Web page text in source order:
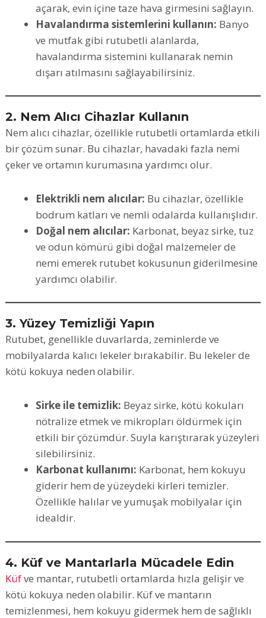
açarak, evin içine taze hava girmesini sağlayın.
Havalandırma sistemlerini kullanın: Banyo
ve mutfak gibi rutubetli alanlarda,
havalandırma sistemini kullanarak nemin
dışarı atılmasını sağlayabilirsiniz.
2. Nem Alıcı Cihazlar Kullanın
Nem alıcı cihazlar, özellikle rutubetli ortamlarda etkili
bir çözüm sunar. Bu cihazlar, havadaki fazla nemi
çeker ve ortamın kurumasına yardımcı olur.
Elektrikli nem alıcılar: Bu cihazlar, özellikle
bodrum katları ve nemli odalarda kullanışlıdır.
Doğal nem alıcılar: Karbonat, beyaz sirke, tuz
ve odun kömürü gibi doğal malzemeler de
nemi emerek rutubet kokusunun giderilmesine
yardımcı olabilir.
3. Yüzey Temizliği Yapın
Rutubet, genellikle duvarlarda, zeminlerde ve
mobilyalarda kalıcı lekeler bırakabilir. Bu lekeler de
kötü kokuya neden olabilir.
Sirke ile temizlik: Beyaz sirke, kötü kokuları
nötralize etmek ve mikropları öldürmek için
etkili bir çözümdür. Suyla karıştırarak yüzeyleri
silebilirsiniz.
Karbonat kullanımı: Karbonat, hem kokuyu
giderir hem de yüzeydeki kirleri temizler.
Özellikle halılar ve yumuşak mobilyalar için
idealdir.
4. Küf ve Mantarlarla Mücadele Edin
Küfve mantar, rutubetli ortamlarda hızla gelişir ve
kötü kokuya neden olabilir. Küf ve mantarın
temizlenmesi, hem kokuyu gidermek hem de sağlıklı